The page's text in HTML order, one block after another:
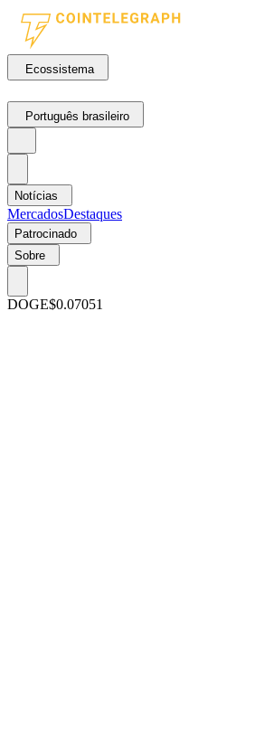
Ecossistema
Português brasileiro
Notícias
MercadosDestaques
Patrocinado
Sobre
DOGE$0.07051